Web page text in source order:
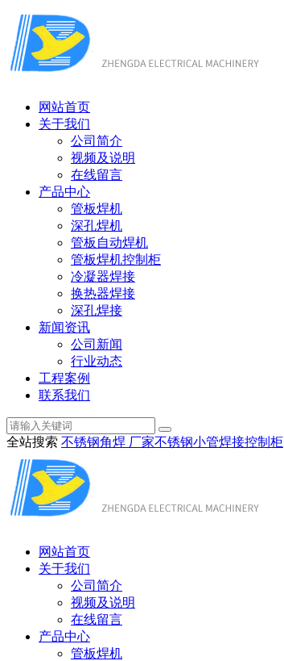
网站首页
关于我们
公司简介
视频及说明
在线留言
产品中心
管板焊机
深孔焊机
管板自动焊机
管板焊机控制柜
冷凝器焊接
换热器焊接
深孔焊接
新闻资讯
公司新闻
行业动态
工程案例
联系我们
全站搜索 不锈钢角焊 厂家不锈钢小管焊接控制柜
网站首页
关于我们
公司简介
视频及说明
在线留言
产品中心
管板焊机